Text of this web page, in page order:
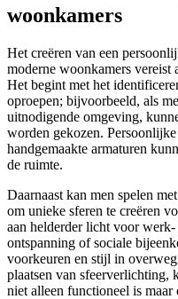
woonkamers
Het creëren van een
moderne woonkamers vereist
Het begint met het
oproepen; bijvoorbeeld, als
uitnodigende omgeving,
worden gekozen.
handgemaakte armaturen
de ruimte.
Daarnaast kan men spelen
om unieke sferen te creëren
aan helderder licht voor
ontspanning of sociale
voorkeuren en stijl in
plaatsen van sfeerverlichting,
niet alleen functioneel is maar